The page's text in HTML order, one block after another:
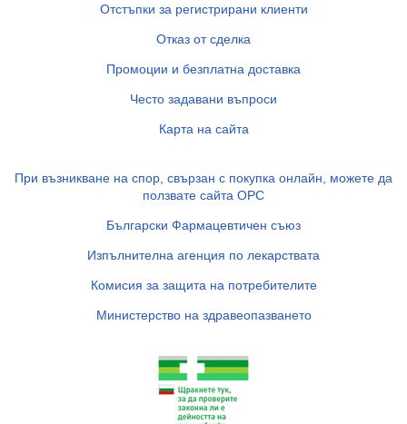
Отстъпки за регистрирани клиенти
Отказ от сделка
Промоции и безплатна доставка
Често задавани въпроси
Карта на сайта
При възникване на спор, свързан с покупка онлайн, можете да
ползвате сайта ОРС
Български Фармацевтичен съюз
Изпълнителна агенция по лекарствата
Комисия за защита на потребителите
Министерство на здравеопазването